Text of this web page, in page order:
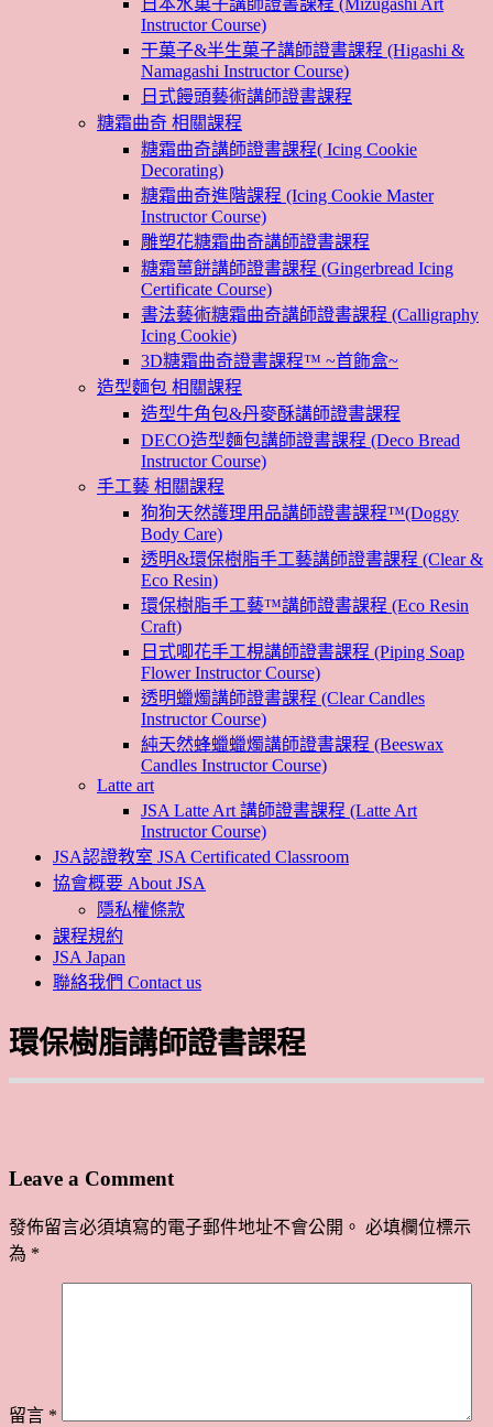
日本水菓子講師證書課程 (Mizugashi Art
Instructor Course)
干菓子&半生菓子講師證書課程 (Higashi &
Namagashi Instructor Course)
日式饅頭藝術講師證書課程
糖霜曲奇 相關課程
糖霜曲奇講師證書課程( Icing Cookie
Decorating)
糖霜曲奇進階課程 (Icing Cookie Master
Instructor Course)
雕塑花糖霜曲奇講師證書課程
糖霜薑餅講師證書課程 (Gingerbread Icing
Certificate Course)
書法藝術糖霜曲奇講師證書課程 (Calligraphy
Icing Cookie)
3D糖霜曲奇證書課程™ ~首飾盒~
造型麵包 相關課程
造型牛角包&丹麥酥講師證書課程
DECO造型麵包講師證書課程 (Deco Bread
Instructor Course)
手工藝 相關課程
狗狗天然護理用品講師證書課程™(Doggy
Body Care)
透明&環保樹脂手工藝講師證書課程 (Clear &
Eco Resin)
環保樹脂手工藝™講師證書課程 (Eco Resin
Craft)
日式唧花手工梘講師證書課程 (Piping Soap
Flower Instructor Course)
透明蠟燭講師證書課程 (Clear Candles
Instructor Course)
純天然蜂蠟蠟燭講師證書課程 (Beeswax
Candles Instructor Course)
Latte art
JSA Latte Art 講師證書課程 (Latte Art
Instructor Course)
JSA認證教室 JSA Certificated Classroom
協會概要 About JSA
隱私權條款
課程規約
JSA Japan
聯絡我們 Contact us
環保樹脂講師證書課程
Leave a Comment
發佈留言必須填寫的電子郵件地址不會公開。 必填欄位標示
為 *
留言 *